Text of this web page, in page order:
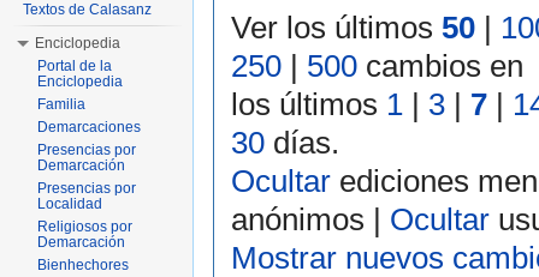
Ver los últimos 50 |
250 | 500 cambios en
los últimos 1 | 3 | 7 |
30 días.
Ocultar ediciones
anónimos | Ocultar
Mostrar nuevos
Textos de Calasanz
Enciclopedia
Portal de la
Enciclopedia
Familia
Demarcaciones
Presencias por
Demarcación
Presencias por
Localidad
Religiosos por
Demarcación
Bienhechores